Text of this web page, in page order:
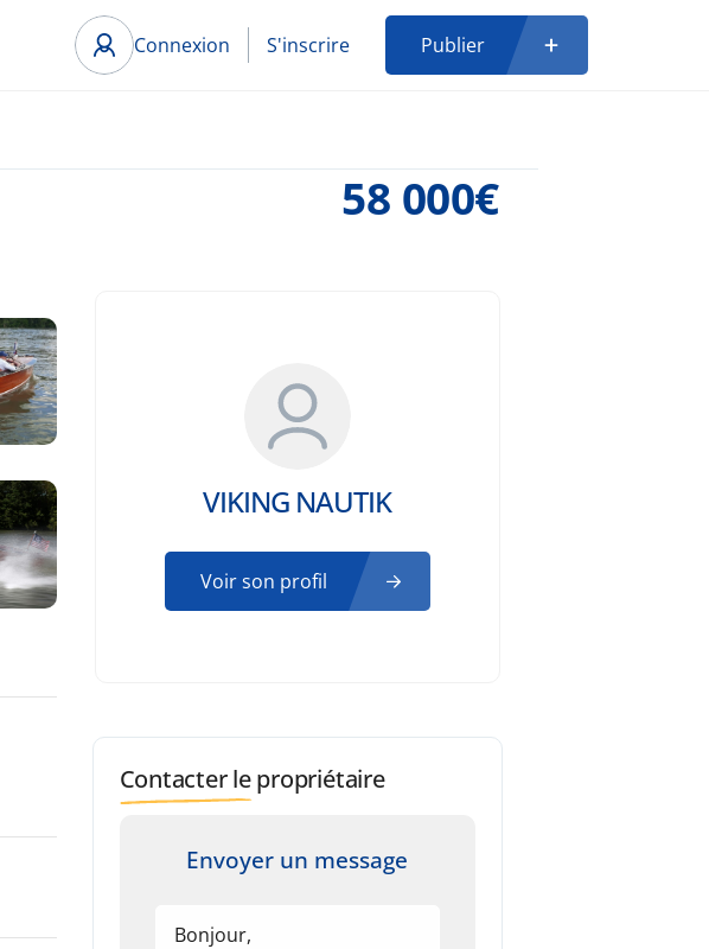
Connexion S'inscrire Publier
58 000€
VIKING NAUTIK
Voir son profil
Contacter le propriétaire
Envoyer un message